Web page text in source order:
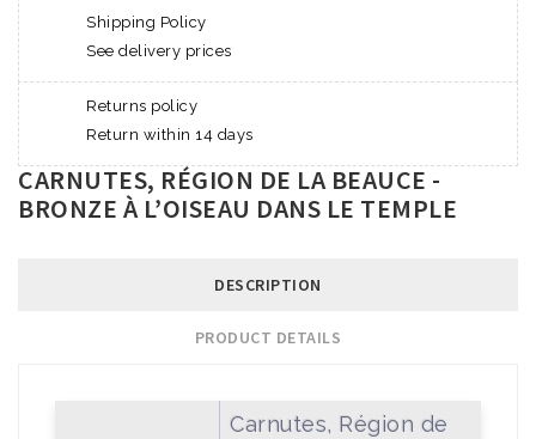
Shipping Policy
See delivery prices
Returns policy
Return within 14 days
CARNUTES, RÉGION DE LA BEAUCE -
BRONZE À L’OISEAU DANS LE TEMPLE
DESCRIPTION
PRODUCT DETAILS
Carnutes, Région de